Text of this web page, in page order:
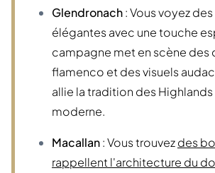
Glendronach: Vous voyez
élégantes avec une touche
campagne met en scène des
flamenco et des visuels
allie la tradition des Highlands
moderne.
Macallan: Vous trouvezdes
rappellent l'architecture du